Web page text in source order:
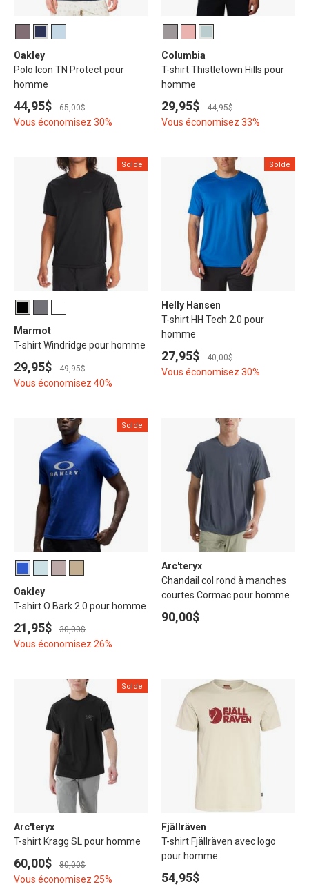
Oakley
Polo Icon TN Protect pour
homme
44,95$ 65,00$
Vous économisez 30%
Columbia
T-shirt Thistletown Hills pour
homme
29,95$ 44,95$
Vous économisez 33%
Solde
Marmot
T-shirt Windridge pour homme
29,95$ 49,95$
Vous économisez 40%
Solde
Helly Hansen
T-shirt HH Tech 2.0 pour
homme
27,95$ 40,00$
Vous économisez 30%
Solde
Oakley
T-shirt O Bark 2.0 pour homme
21,95$ 30,00$
Vous économisez 26%
Arc'teryx
Chandail col rond à manches
courtes Cormac pour homme
90,00$
Solde
Arc'teryx
T-shirt Kragg SL pour homme
60,00$ 80,00$
Vous économisez 25%
Fjällräven
T-shirt Fjällräven avec logo
pour homme
54,95$